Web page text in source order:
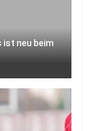
ist neu beim